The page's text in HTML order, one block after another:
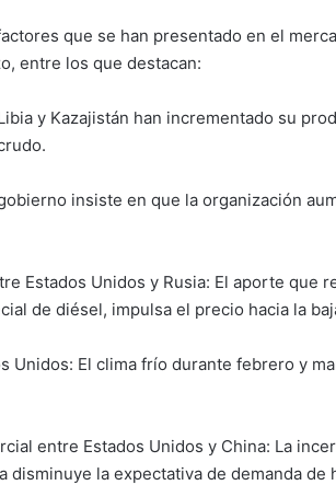
que se han presentado en el
entre los que destacan:
y Kazajistán han incrementado su
insiste en que la organización
Estados Unidos y Rusia: El aporte que
de diésel, impulsa el precio hacia la
Unidos: El clima frío durante febrero y
entre Estados Unidos y China: La
disminuye la expectativa de demanda de